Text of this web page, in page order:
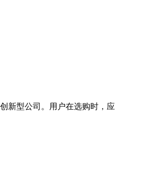
新型公司。用户在选购时，应